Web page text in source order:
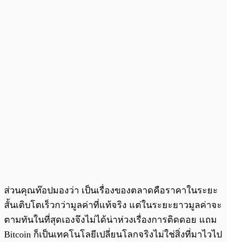
ส่วนคุณท๊อปมองว่า เป็นเรื่องของตลาดคือราคาในระยะ
สั้นเติบโตเร็วกว่ามูลค่าที่แท้จริง แต่ในระยะยาวมูลค่าจะ
ตามทันในที่สุดเองจึงไม่ได้น่าห่วงเรื่องการติดดอย แถม
Bitcoin ก็เป็นเทคโนโลยีเปลี่ยนโลกจริงไม่ใช่สิ่งที่มาไวไป